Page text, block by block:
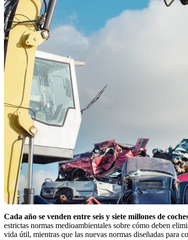
Cada año se venden entre seis y siete millones de
estrictas normas medioambientales sobre cómo deben
vida útil, mientras que las nuevas normas diseñadas para